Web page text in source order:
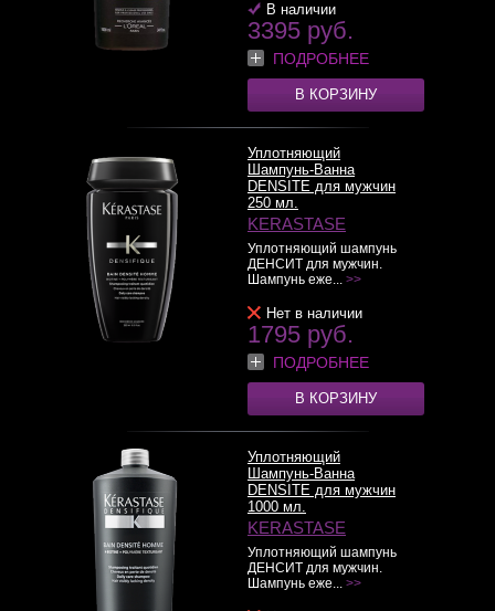
В наличии
3395 руб.
ПОДРОБНЕЕ
В КОРЗИНУ
Уплотняющий
Шампунь-Ванна
DENSITE для мужчин
250 мл.
KERASTASE
Уплотняющий шампунь
ДЕНСИТ для мужчин.
Шампунь еже... >>
Нет в наличии
1795 руб.
ПОДРОБНЕЕ
В КОРЗИНУ
Уплотняющий
Шампунь-Ванна
DENSITE для мужчин
1000 мл.
KERASTASE
Уплотняющий шампунь
ДЕНСИТ для мужчин.
Шампунь еже... >>